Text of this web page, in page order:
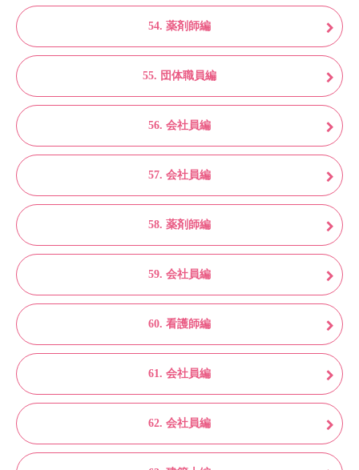
54. 薬剤師編
55. 団体職員編
56. 会社員編
57. 会社員編
58. 薬剤師編
59. 会社員編
60. 看護師編
61. 会社員編
62. 会社員編